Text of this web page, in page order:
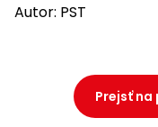
Autor: PST
Prejsť na